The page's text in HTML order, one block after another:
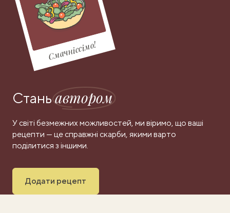
Смачніссімо!
Станьавтором
У світі безмежних можливостей, ми віримо, що ваші
рецепти — це справжні скарби, якими варто
поділитися з іншими.
Додати рецепт